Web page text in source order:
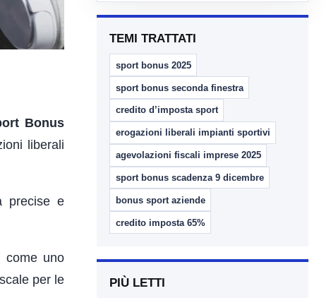
Bonus
liberali
precise e
uno
per le
TEMI TRATTATI
sport bonus 2025
sport bonus seconda finestra
credito d’imposta sport
erogazioni liberali impianti sportivi
agevolazioni fiscali imprese 2025
sport bonus scadenza 9 dicembre
bonus sport aziende
credito imposta 65%
PIÙ LETTI